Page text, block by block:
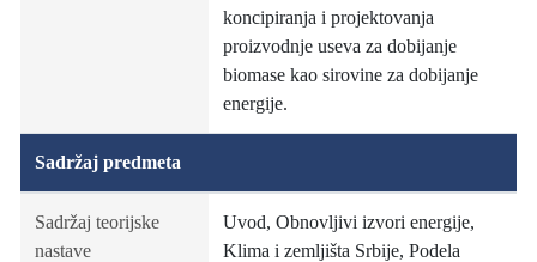
koncipiranja i projektovanja
proizvodnje useva za dobijanje
biomase kao sirovine za dobijanje
energije.
Sadržaj predmeta
Sadržaj teorijske
nastave
Uvod, Obnovljivi izvori energije,
Klima i zemljišta Srbije, Podela